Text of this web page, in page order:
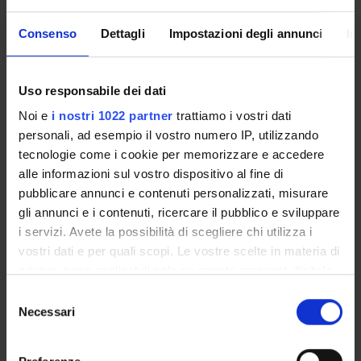
Consenso Dettagli Impostazioni degli annunci
Uso responsabile dei dati
Noi e i nostri 1022 partner trattiamo i vostri dati
personali, ad esempio il vostro numero IP, utilizzando
tecnologie come i cookie per memorizzare e accedere
alle informazioni sul vostro dispositivo al fine di
pubblicare annunci e contenuti personalizzati, misurare
gli annunci e i contenuti, ricercare il pubblico e sviluppare
i servizi. Avete la possibilità di scegliere chi utilizza i
vostri dati e per quali scopi. Le vostre scelte in materia di
modificare o revocare il proprio consenso in qualsiasi
momento dalla Dichiarazione sui cookie o facendo clic
Necessari
,MED/06
,MED/36
,MED/50
Risonanza magnetica
INF/07
,MED/36
Scienze psicologiche e
relazionali
3 B
MED/50
PSI/01
(TC)
FIS/07
,ING-
,MED/36